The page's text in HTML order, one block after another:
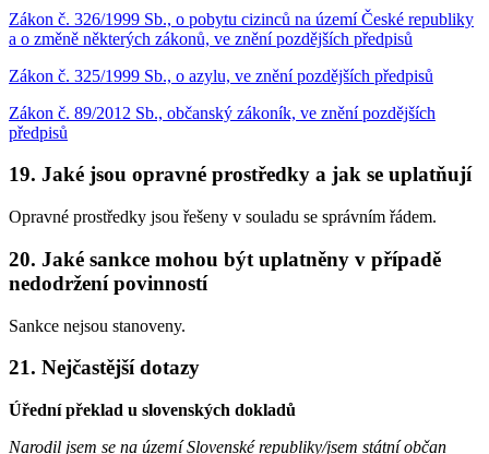
Zákon č. 326/1999 Sb., o pobytu cizinců na území České republiky
a o změně některých zákonů, ve znění pozdějších předpisů
Zákon č. 325/1999 Sb., o azylu, ve znění pozdějších předpisů
Zákon č. 89/2012 Sb., občanský zákoník, ve znění pozdějších
předpisů
19. Jaké jsou opravné prostředky a jak se uplatňují
Opravné prostředky jsou řešeny v souladu se správním řádem.
20. Jaké sankce mohou být uplatněny v případě
nedodržení povinností
Sankce nejsou stanoveny.
21. Nejčastější dotazy
Úřední překlad u slovenských dokladů
Narodil jsem se na území Slovenské republiky/jsem státní občan